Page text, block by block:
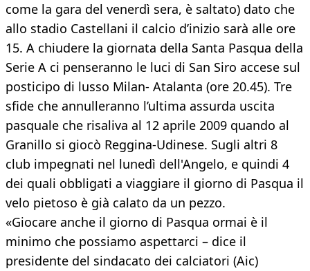
come la gara del venerdì sera, è saltato) dato che
allo stadio Castellani il calcio d’inizio sarà alle ore
15. A chiudere la giornata della Santa Pasqua della
Serie A ci penseranno le luci di San Siro accese sul
posticipo di lusso Milan- Atalanta (ore 20.45). Tre
sfide che annulleranno l’ultima assurda uscita
pasquale che risaliva al 12 aprile 2009 quando al
Granillo si giocò Reggina-Udinese. Sugli altri 8
club impegnati nel lunedì dell'Angelo, e quindi 4
dei quali obbligati a viaggiare il giorno di Pasqua il
velo pietoso è già calato da un pezzo.
«Giocare anche il giorno di Pasqua ormai è il
minimo che possiamo aspettarci – dice il
presidente del sindacato dei calciatori (Aic)